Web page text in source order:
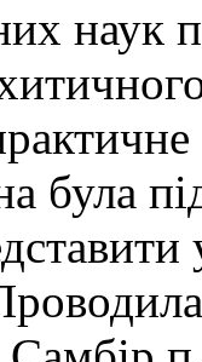
наук
була